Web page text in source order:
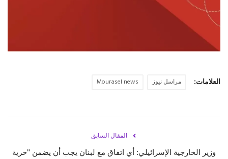
العلامات: مراسل نيوز Mourasel news
المقال السابق
وزير الخارجية الإسرائيلي: أي اتفاق مع لبنان يجب أن يضمن "حرية